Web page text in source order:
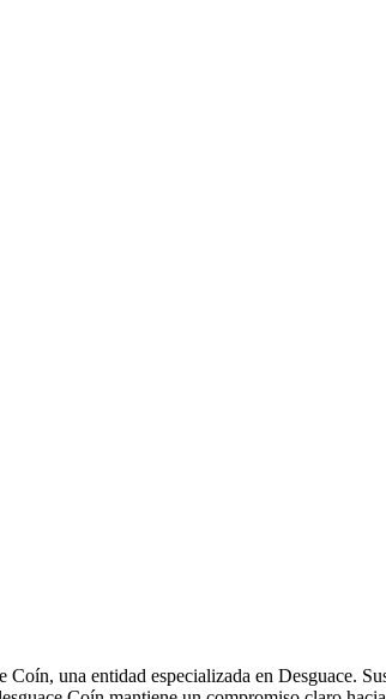
una entidad especializada en Desguace.